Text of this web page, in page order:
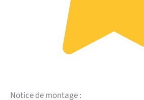
Notice de montage :